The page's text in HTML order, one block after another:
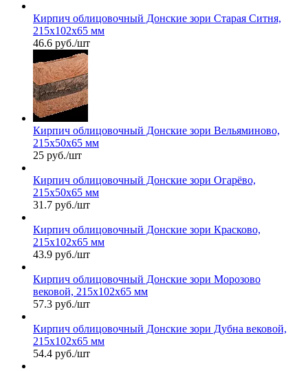
Кирпич облицовочный Донские зори Старая Ситня,
215х102х65 мм
46.6 руб./шт
Кирпич облицовочный Донские зори Вельяминово,
215х50х65 мм
25 руб./шт
Кирпич облицовочный Донские зори Огарёво,
215х50х65 мм
31.7 руб./шт
Кирпич облицовочный Донские зори Красково,
215х102х65 мм
43.9 руб./шт
Кирпич облицовочный Донские зори Морозово
вековой, 215х102х65 мм
57.3 руб./шт
Кирпич облицовочный Донские зори Дубна вековой,
215х102х65 мм
54.4 руб./шт